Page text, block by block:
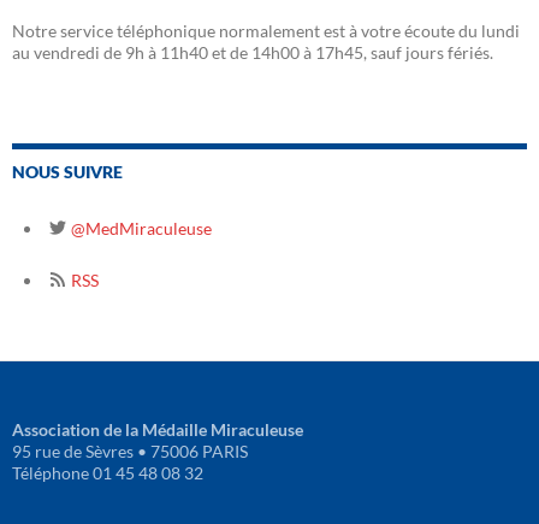
Notre service téléphonique normalement est à votre écoute du lundi
au vendredi de 9h à 11h40 et de 14h00 à 17h45, sauf jours fériés.
NOUS SUIVRE
@MedMiraculeuse
RSS
Association de la Médaille Miraculeuse
95 rue de Sèvres • 75006 PARIS
Téléphone 01 45 48 08 32